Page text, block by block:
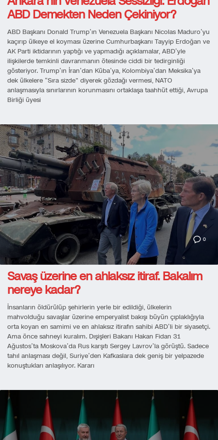
ABD Demekten Neden Çekiniyor?
ABD Başkanı Donald Trump’ın Venezuela Başkanı Nicolas Maduro’yu
kaçırıp ülkeye el koyması üzerine Cumhurbaşkanı Tayyip Erdoğan ve
AK Parti iktidarının yaptığı ve yapmadığı açıklamalar, ABD’yle
ilişkilerde temkinli davranmanın ötesinde ciddi bir tedirginliği
gösteriyor. Trump’ın İran’dan Küba’ya, Kolombiya’dan Meksika’ya
dek ülkelere “Sıra sizde” diyerek gözdağı vermesi, NATO
anlaşmasıyla sınırlarının korunmasını ortaklaşa taahhüt ettiği, Avrupa
Birliği üyesi
0
Savaş üzerine en ahlaksız itiraf. Bakalım
nereye kadar?
İnsanların öldürülüp şehirlerin yerle bir edildiği, ülkelerin
mahvolduğu savaşlar üzerine emperyalist bakışı büyün çıplaklığıyla
orta koyan en samimi ve en ahlaksız itirafın sahibi ABD’li bir siyasetçi.
Ama önce sahneyi kuralım. Dışişleri Bakanı Hakan Fidan 31
Ağustos’ta Moskova’da Rus karşıtı Sergey Lavrov’la görüştü. Sadece
tahıl anlaşması değil, Suriye’den Kafkaslara dek geniş bir yelpazede
konuştukları anlaşılıyor. Kararı